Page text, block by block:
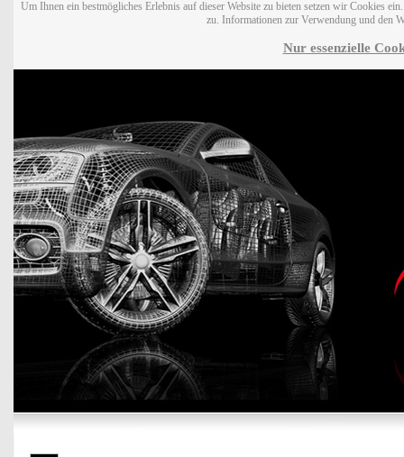
Um Ihnen ein bestmögliches Erlebnis auf dieser Website zu bieten setzen wir Cookies
zu. Informationen zur Verwendung und den
Nur essenzielle